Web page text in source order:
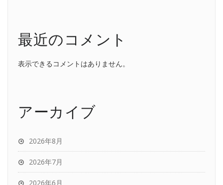
最近のコメント
表示できるコメントはありません。
アーカイブ
2026年8月
2026年7月
2026年6月